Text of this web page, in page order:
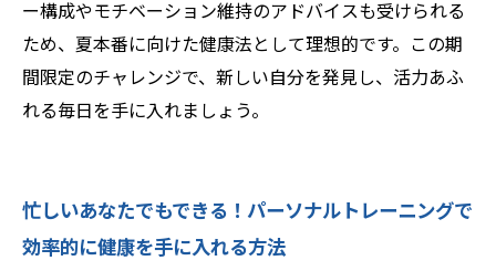
ー構成やモチベーション維持のアドバイスも受けられる
ため、夏本番に向けた健康法として理想的です。この期
間限定のチャレンジで、新しい自分を発見し、活力あふ
れる毎日を手に入れましょう。
忙しいあなたでもできる！パーソナルトレーニングで
効率的に健康を手に入れる方法